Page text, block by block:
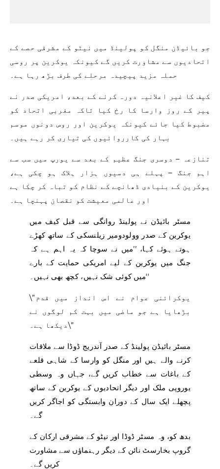
جو بائیڈن منگل کو پولینڈ میں نیٹو کے مشرقی حصے کے
اتحادیوں سے مشاورت کریں گے کیونکہ یوکرین پر روسی
حملہ مزید پیچیدہ مرحلے کی طرف بڑھ رہا ہے۔
کیف کا غیر اعلانیہ دورہ کرنے کے بعد، امریکی صدر نے
پیر کے روز وارسا کا رخ کیا تاکہ مغربی اتحاد کو
مضبوط کیا جائے کیونکہ یوکرین اور روس دونوں موسم
بہار کی کارروائیوں کی تیاری کر رہے ہیں۔
تنازعہ – دوسری جنگ عظیم کے بعد سے یورپ میں سب سے
اہم جنگ – پہلے ہی دسیوں ہزار ہلاک ہو چکی ہے،
یوکرین کے بنیادی ڈھانچے کے نظام کو تباہ کر چکا ہے
اور عالمی معیشت کو نقصان پہنچا ہے۔
مسٹر بائیڈن نے پولینڈ روانگی سے قبل کیف میں
یوکرین کے صدر وولودومیر زیلنسکی کے ساتھ کھڑے
ہوتے ہوئے کہا، ’’میں نے سوچا کہ یہ اہم ہے کہ
جنگ میں یوکرین کے لیے امریکی حمایت کے بارے
میں کوئی شک نہیں، کچھ بھی نہیں۔‘‘
\”یوکرائنی عوام نے اس انداز میں قدم
بڑھایا ہے جو ماضی میں بہت کم لوگوں نے
دیکھا ہے۔\”
مسٹر بائیڈن پولینڈ کے صدر آندریج ڈوڈا سے ملاقات
کرنے والے ہیں اور منگل کو وارسا کے شاہی قلعے
کے باغات سے خطاب کریں گے، جہاں وہ وسطی
یوروپی ملک اور دیگر اتحادیوں کے یوکرین کے ساتھ
پچھلے ایک سال کے دوران وابستگی کو اجاگر کریں
گے۔
بدھ کو، وہ مسٹر ڈوڈا اور نیٹو کے مشرقی ارکان کے
گروپ بخارسٹ نائن کے دیگر رہنماؤں سے مشاورت
کریں گے۔